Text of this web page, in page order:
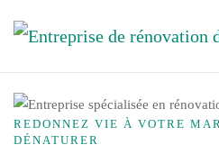
Skip to main content
REDONNEZ VIE À VOTRE
DÉNATURER